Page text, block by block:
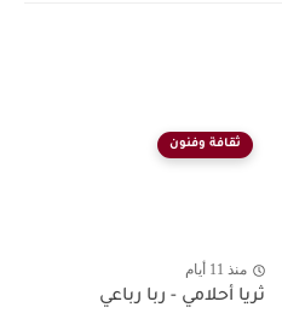
ثقافة وفنون
منذ 11 أيام
ثريا أحلامي - ربا رباعي